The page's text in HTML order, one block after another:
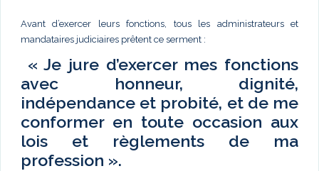
Avant d’exercer leurs fonctions, tous les administrateurs et
mandataires judiciaires prêtent ce serment :
« Je jure d’exercer mes fonctions
avec honneur, dignité,
indépendance et probité, et de me
conformer en toute occasion aux
lois et règlements de ma
profession ».